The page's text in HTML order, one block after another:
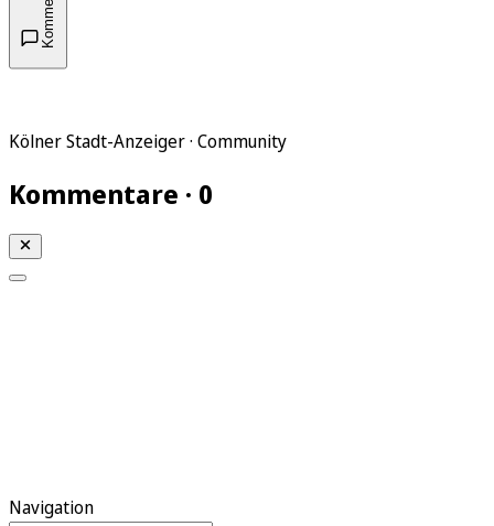
Kölner Stadt-Anzeiger · Community
Kommentare · 0
Navigation